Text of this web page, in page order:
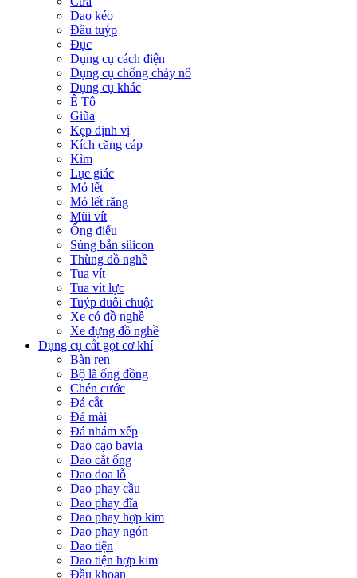
Dao kéo
Đầu tuýp
Đục
Dụng cụ cách điện
Dụng cụ chống cháy nổ
Dụng cụ khác
Ê Tô
Giũa
Kẹp định vị
Kích căng cáp
Kìm
Lục giác
Mỏ lết
Mỏ lết răng
Mũi vít
Ống điếu
Súng bắn silicon
Thùng đồ nghề
Tua vít
Tua vít lực
Tuýp đuôi chuột
Xe có đồ nghề
Xe đựng đồ nghề
Dụng cụ cắt gọt cơ khí
Bàn ren
Bộ lã ống đồng
Chén cước
Đá cắt
Đá mài
Đá nhám xếp
Dao cạo bavia
Dao cắt ống
Dao doa lỗ
Dao phay cầu
Dao phay đĩa
Dao phay hợp kim
Dao phay ngón
Dao tiện
Dao tiện hợp kim
Đầu khoan